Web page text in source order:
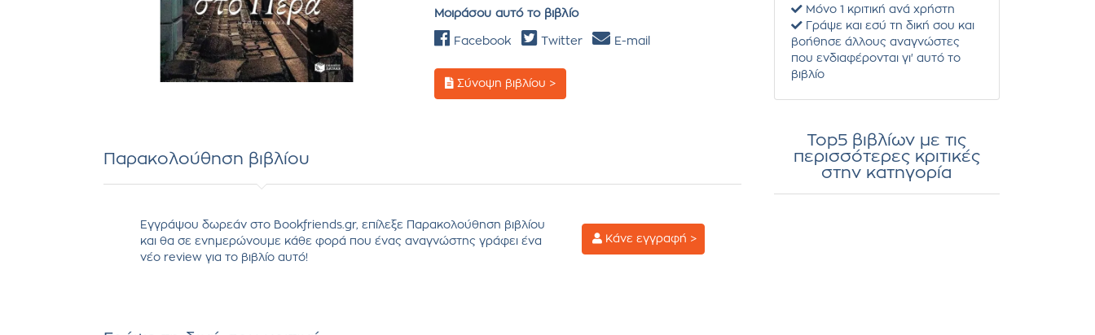
Μοιράσου αυτό το βιβλίο
Facebook Twitter E-mail
Σύνοψη βιβλίου >
Παρακολούθηση βιβλίου
Εγγράψου δωρεάν στο Bookfriends.gr, επίλεξε Παρακολούθηση βιβλίου
και θα σε ενημερώνουμε κάθε φορά που ένας αναγνώστης γράφει ένα
νέο review για το βιβλίο αυτό!
Κάνε εγγραφή >
Μόνο 1 κριτική ανά χρήστη
Γράψε και εσύ τη δική σου και
βοήθησε άλλους αναγνώστες
που ενδιαφέρονται γι' αυτό το
βιβλίο
Top5 βιβλίων με τις
περισσότερες κριτικές
στην κατηγορία